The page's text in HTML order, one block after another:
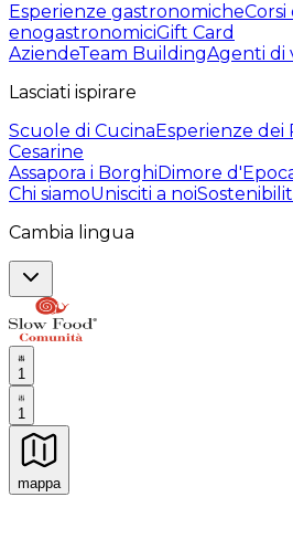
Esperienze gastronomicheCorsi
enogastronomiciGift Card
AziendeTeam BuildingAgenti di
Lasciati ispirare
Scuole di CucinaEsperienze
Cesarine
Assapora i BorghiDimore
Chi siamoUnisciti a noi
Cambia lingua
1
1
mappa
Esperienze culinarie